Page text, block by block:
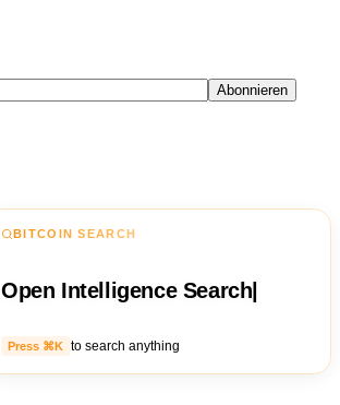
Abonnieren
BITCOIN SEARCH
Open Intelligence Search
Press ⌘K to search anything